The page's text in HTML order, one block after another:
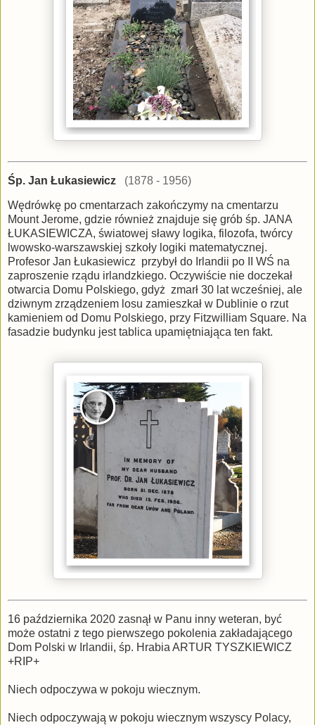
Śp. Jan Łukasiewicz (1878 - 1956)
Wędrówkę po cmentarzach zakończymy na cmentarzu
Mount Jerome, gdzie również znajduje się grób śp. JANA
ŁUKASIEWICZA, światowej sławy logika, filozofa, twórcy
lwowsko-warszawskiej szkoły logiki matematycznej.
Profesor Jan Łukasiewicz przybył do Irlandii po II WŚ na
zaproszenie rządu irlandzkiego. Oczywiście nie doczekał
otwarcia Domu Polskiego, gdyż zmarł 30 lat wcześniej, ale
dziwnym zrządzeniem losu zamieszkał w Dublinie o rzut
kamieniem od Domu Polskiego, przy Fitzwilliam Square. Na
fasadzie budynku jest tablica upamiętniająca ten fakt.
16 października 2020 zasnął w Panu inny weteran, być
może ostatni z tego pierwszego pokolenia zakładającego
Dom Polski w Irlandii, śp. Hrabia ARTUR TYSZKIEWICZ
+RIP+
Niech odpoczywa w pokoju wiecznym.
Niech odpoczywają w pokoju wiecznym wszyscy Polacy,